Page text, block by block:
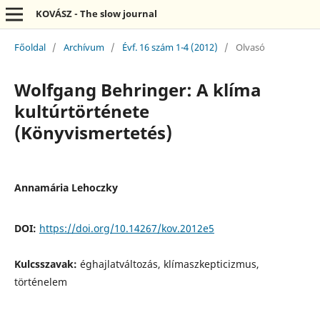
KOVÁSZ - The slow journal
Főoldal / Archívum / Évf. 16 szám 1-4 (2012) / Olvasó
Wolfgang Behringer: A klíma
kultúrtörténete
(Könyvismertetés)
Annamária Lehoczky
DOI: https://doi.org/10.14267/kov.2012e5
Kulcsszavak: éghajlatváltozás, klímaszkepticizmus,
történelem